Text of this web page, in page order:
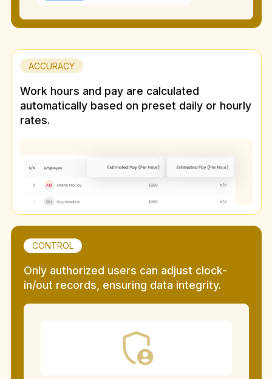
ACCURACY
Work hours and pay are calculated
automatically based on preset daily or hourly
rates.
CONTROL
Only authorized users can adjust clock-
in/out records, ensuring data integrity.